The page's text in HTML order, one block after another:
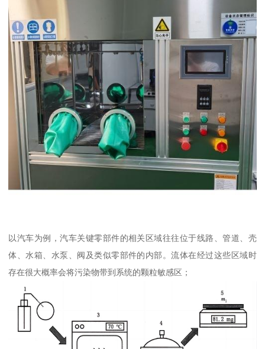
以汽车为例，汽车关键零部件的相关区域往往位于线路、管道、壳
体、水箱、水泵、阀及类似零部件的内部。流体在经过这些区域时
存在很大概率会将污染物带到系统的颗粒敏感区；